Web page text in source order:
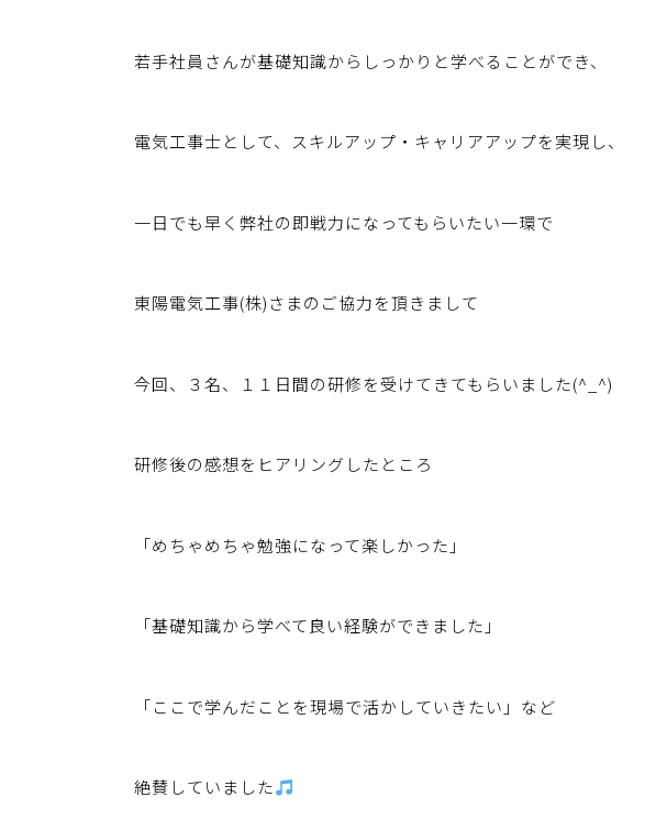
若手社員さんが基礎知識からしっかりと学べることができ、
電気工事士として、スキルアップ・キャリアアップを実現し、
一日でも早く弊社の即戦力になってもらいたい一環で
東陽電気工事(株)さまのご協力を頂きまして
今回、３名、１１日間の研修を受けてきてもらいました(^_^)
研修後の感想をヒアリングしたところ
「めちゃめちゃ勉強になって楽しかった」
「基礎知識から学べて良い経験ができました」
「ここで学んだことを現場で活かしていきたい」など
絶賛していました